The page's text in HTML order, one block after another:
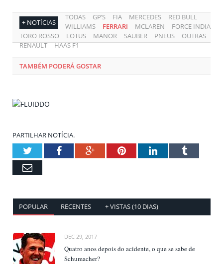
+ NOTÍCIAS
TODAS GP’S FIA MERCEDES
RED BULL
WILLIAMS
FERRARI MCLAREN
FORCE INDIA
TORO ROSSO
LOTUS MANOR SAUBER PNEUS
OUTRAS
RENAULT
HAAS F1
TAMBÉM PODERÁ GOSTAR
PARTILHAR NOTÍCIA.
TwitterFacebookGoogle+PinterestLinkedInTumblr
Email
POPULAR RECENTES + VISTAS (10 DIAS)
DEC 29, 2017
Quatro anos depois do acidente, o que se sabe de
Schumacher?